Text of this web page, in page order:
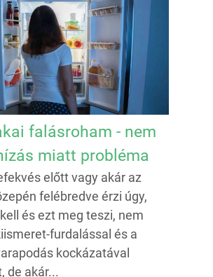
falásroham - nem
miatt probléma
előtt vagy akár az
felébredve érzi úgy,
és ezt meg teszi, nem
furdalással és a
kockázatával
de akár...